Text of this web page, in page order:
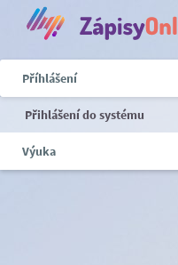
Příhlášení
Přihlášení do systému
Výuka